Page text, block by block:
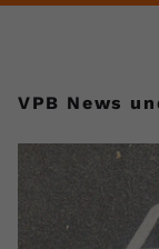
VPB News